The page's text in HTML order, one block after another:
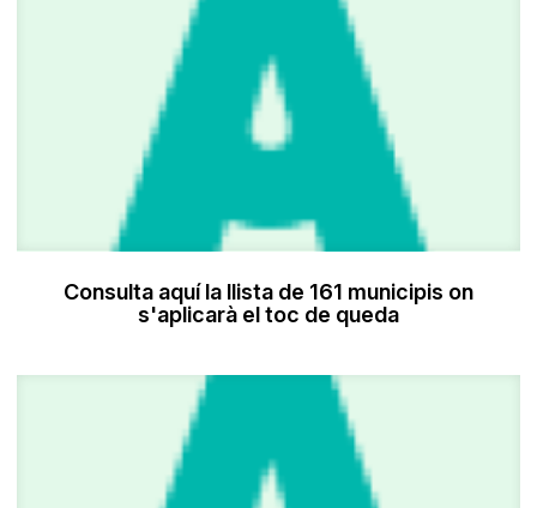
Consulta aquí la llista de 161 municipis on
s'aplicarà el toc de queda